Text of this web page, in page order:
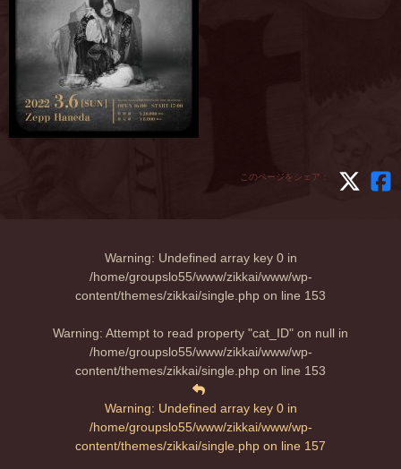
このページをシェア：
Warning: Undefined array key 0 in
/home/groupslo55/www/zikkai/www/wp-
content/themes/zikkai/single.php on line 153
Warning: Attempt to read property "cat_ID" on null in
/home/groupslo55/www/zikkai/www/wp-
content/themes/zikkai/single.php on line 153
Warning: Undefined array key 0 in
/home/groupslo55/www/zikkai/www/wp-
content/themes/zikkai/single.php on line 157